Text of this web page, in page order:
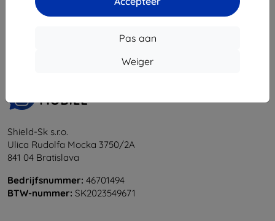
Pas aan
Weiger
Van totaal
Shield-Sk s.r.o.
Ulica Rudolfa Mocka 3750/2A
841 04 Bratislava
Bedrijfsnummer: 46701494
BTW-nummer: SK2023549671